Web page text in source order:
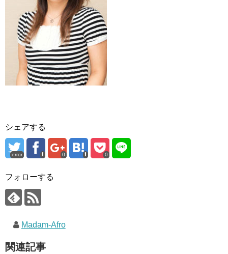
シェアする
error 0 0
フォローする
Madam-Afro
関連記事